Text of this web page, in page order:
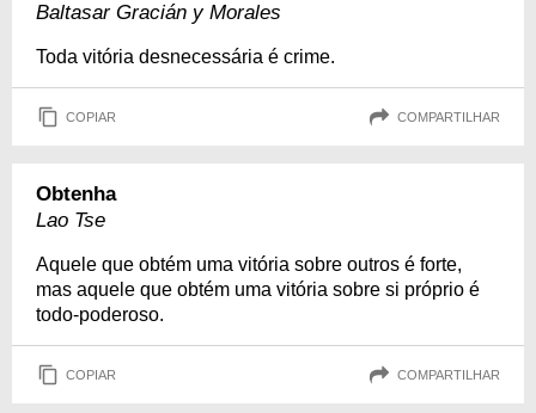
Baltasar Gracián y Morales
Toda vitória desnecessária é crime.
COPIAR COMPARTILHAR
Obtenha
Lao Tse
Aquele que obtém uma vitória sobre outros é forte,
mas aquele que obtém uma vitória sobre si próprio é
todo-poderoso.
COPIAR COMPARTILHAR